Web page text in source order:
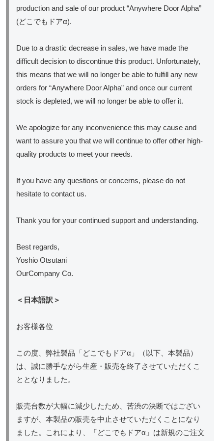
production and sale of our product “Anywhere Door Alpha”
(どこでもドアα).
Due to a drastic decrease in sales, we have made the
difficult decision to discontinue this product. Unfortunately,
this means that we will no longer be able to fulfill any new
orders for “Anywhere Door Alpha” and once our current
stock is depleted, we will no longer be able to offer it.
We apologize for any inconvenience this may cause and
want to assure you that we will continue to offer other high-
quality products to meet your needs.
If you have any questions or concerns, please do not
hesitate to contact us.
Thank you for your continued support and understanding.
Best regards,
Yoshio Otsutani
OurCompany Co.
＜日本語訳＞
お客様各位
この度、弊社製品「どこでもドアα」（以下、本製品）
は、誠に勝手ながら生産・販売を終了させていただくこ
ととなりました。
販売台数が大幅に減少したため、苦渋の決断ではござい
ますが、本製品の販売を中止させていただくことになり
ました。これにより、「どこでもドアα」は新規のご注文